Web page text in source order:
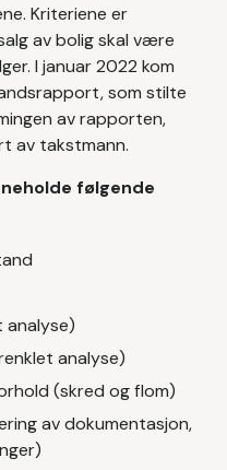
Kriteriene er
av bolig skal være
I januar 2022 kom
som stilte
av rapporten,
av takstmann.
følgende
analyse)
analyse)
(skred og flom)
av dokumentasjon,